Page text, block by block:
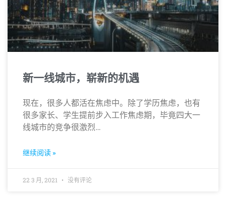
新一线城市，崭新的机遇
现在，很多人都活在焦虑中。除了学历焦虑，也有
很多家长、学生提前步入工作焦虑期，毕竟四大一
线城市的竞争很激烈…
继续阅读 »
22 3 月, 2021 没有评论